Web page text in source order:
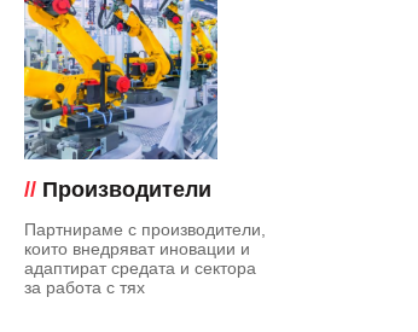
//Производители
Партнираме с производители,
които внедряват иновации и
адаптират средата и сектора
за работа с тях